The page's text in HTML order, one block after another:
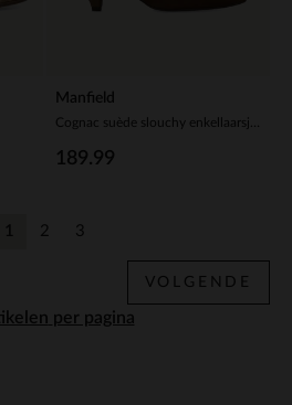
Manfield
189.99
per pagina
1 2 3
VOLGENDE